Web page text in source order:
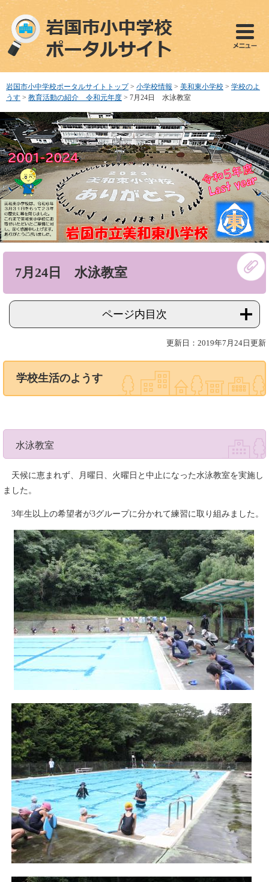
ペ
で
す
メ
ば
し
本
文
へ
岩国市小中学校ポータルサイトトップ > 小学校情報 > 美和東小学校 > 学校のよ
うす > 教育活動の紹介 令和元年度 > 7月24日 水泳教室
7月24日 水泳教室
ページ内目次
更新日：2019年7月24日更新
学校生活のようす
水泳教室
天候に恵まれず、月曜日、火曜日と中止になった水泳教室を実施し
ました。
3年生以上の希望者が3グループに分かれて練習に取り組みました。